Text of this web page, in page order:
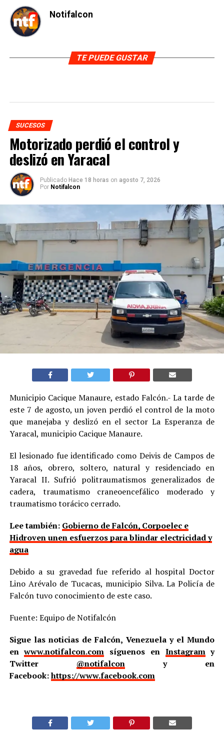
Notifalcon
TE PUEDE GUSTAR
SUCESOS
Motorizado perdió el control y
deslizó en Yaracal
Publicado Hace 18 horas on agosto 7, 2026
Por Notifalcon
Municipio Cacique Manaure, estado Falcón.- La tarde de
este 7 de agosto, un joven perdió el control de la moto
que manejaba y deslizó en el sector La Esperanza de
Yaracal, municipio Cacique Manaure.
El lesionado fue identificado como Deivis de Campos de
18 años, obrero, soltero, natural y residenciado en
Yaracal II. Sufrió politraumatismos generalizados de
cadera, traumatismo craneoencefálico moderado y
traumatismo torácico cerrado.
Lee también: Gobierno de Falcón, Corpoelec e
Hidroven unen esfuerzos para blindar electricidad y
agua
Debido a su gravedad fue referido al hospital Doctor
Lino Arévalo de Tucacas, municipio Silva. La Policía de
Falcón tuvo conocimiento de este caso.
Fuente: Equipo de Notifalcón
Sigue las noticias de Falcón, Venezuela y el Mundo
enwww.notifalcon.com síguenos en Instagramy
Twitter @notifalcony en
Facebook:https://www.facebook.com